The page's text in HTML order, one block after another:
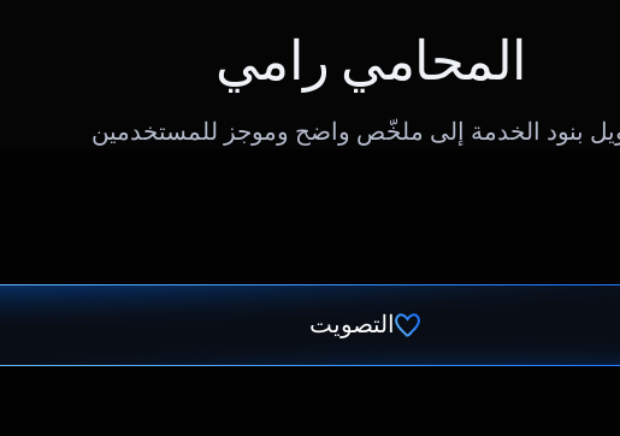
المحامي رامي
بنود الخدمة إلى ملخّص واضح وموجز للمستخدمين
التصويت